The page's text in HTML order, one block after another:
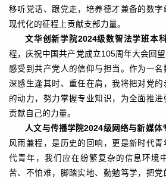
移听党话、跟党走，培养德才兼备的数
现代化的征程上贡献支部力量。
文华创新学院2024级数智法学班本
程，庆祝中国共产党成立105周年大会回
感受到共产党人的信仰与担当。作为一
深感生逢其时、重任在肩，我将把对党
的动力，努力掌握专业知识，为全面推
贡献自己的力量。
人文与传播学院2024级网络与新媒体
风雨兼程，是历史的回响，更是新时代
代青年，我们应在纷繁复杂的信息环境
苦、不怕难，脚踏实地、勤勉笃学，把党